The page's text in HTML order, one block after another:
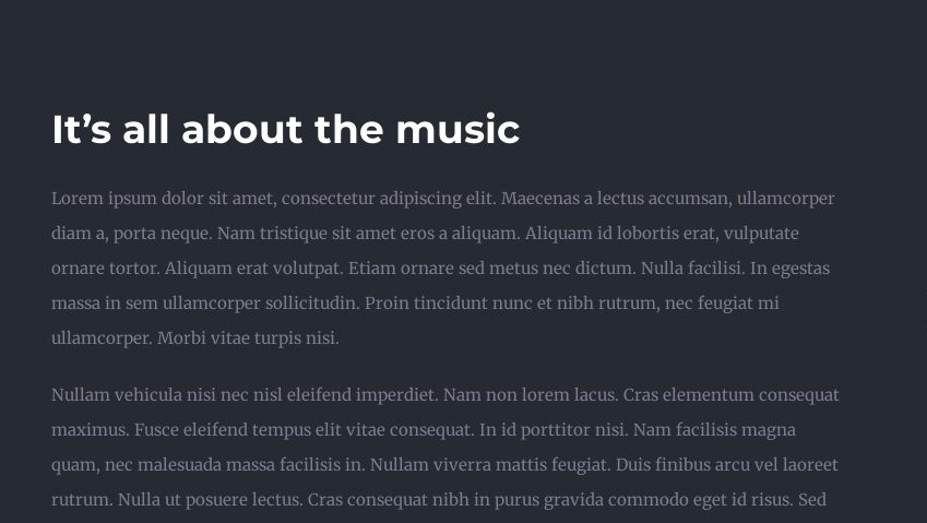
It’s all about the music
Lorem ipsum dolor sit amet, consectetur adipiscing elit. Maecenas a lectus accumsan, ullamcorper
diam a, porta neque. Nam tristique sit amet eros a aliquam. Aliquam id lobortis erat, vulputate
ornare tortor. Aliquam erat volutpat. Etiam ornare sed metus nec dictum. Nulla facilisi. In egestas
massa in sem ullamcorper sollicitudin. Proin tincidunt nunc et nibh rutrum, nec feugiat mi
ullamcorper. Morbi vitae turpis nisi.
Nullam vehicula nisi nec nisl eleifend imperdiet. Nam non lorem lacus. Cras elementum consequat
maximus. Fusce eleifend tempus elit vitae consequat. In id porttitor nisi. Nam facilisis magna
quam, nec malesuada massa facilisis in. Nullam viverra mattis feugiat. Duis finibus arcu vel laoreet
rutrum. Nulla ut posuere lectus. Cras consequat nibh in purus gravida commodo eget id risus. Sed